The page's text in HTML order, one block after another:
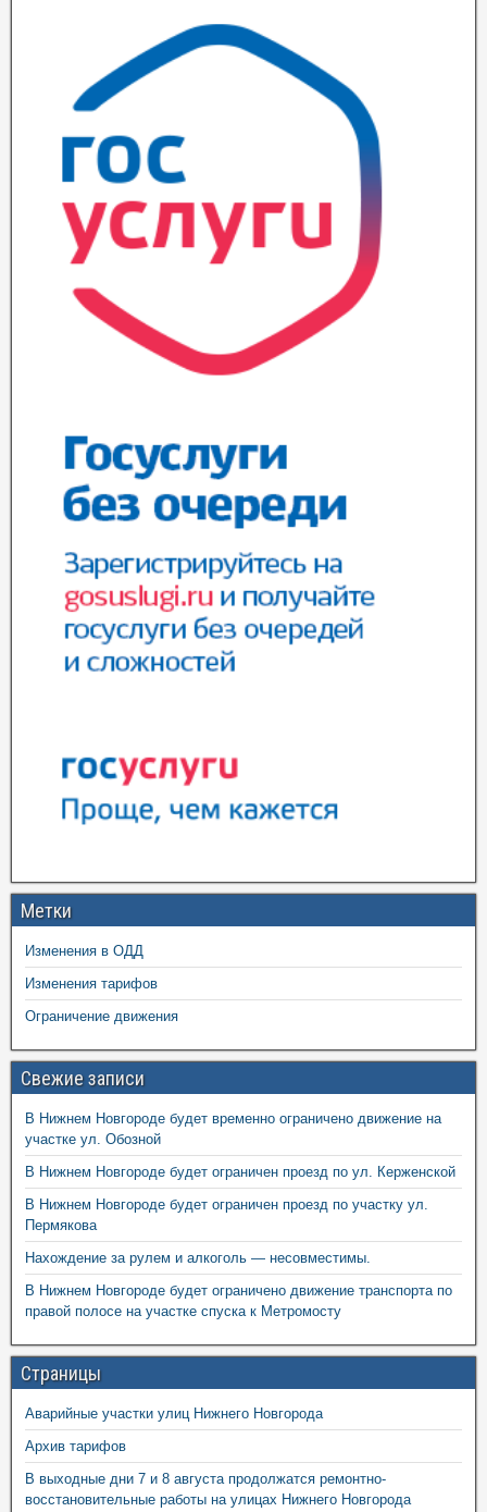
Метки
Изменения в ОДД
Изменения тарифов
Ограничение движения
Свежие записи
В Нижнем Новгороде будет временно ограничено движение на
участке ул. Обозной
В Нижнем Новгороде будет ограничен проезд по ул. Керженской
В Нижнем Новгороде будет ограничен проезд по участку ул.
Пермякова
Нахождение за рулем и алкоголь — несовместимы.
В Нижнем Новгороде будет ограничено движение транспорта по
правой полосе на участке спуска к Метромосту
Страницы
Аварийные участки улиц Нижнего Новгорода
Архив тарифов
В выходные дни 7 и 8 августа продолжатся ремонтно-
восстановительные работы на улицах Нижнего Новгорода